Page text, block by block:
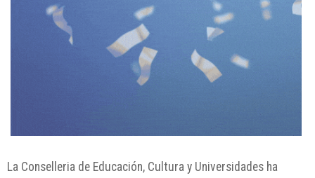
La Conselleria de Educación, Cultura y Universidades ha